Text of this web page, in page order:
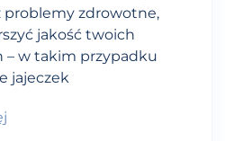
problemy zdrowotne,
jakość twoich
– w takim przypadku
jajeczek